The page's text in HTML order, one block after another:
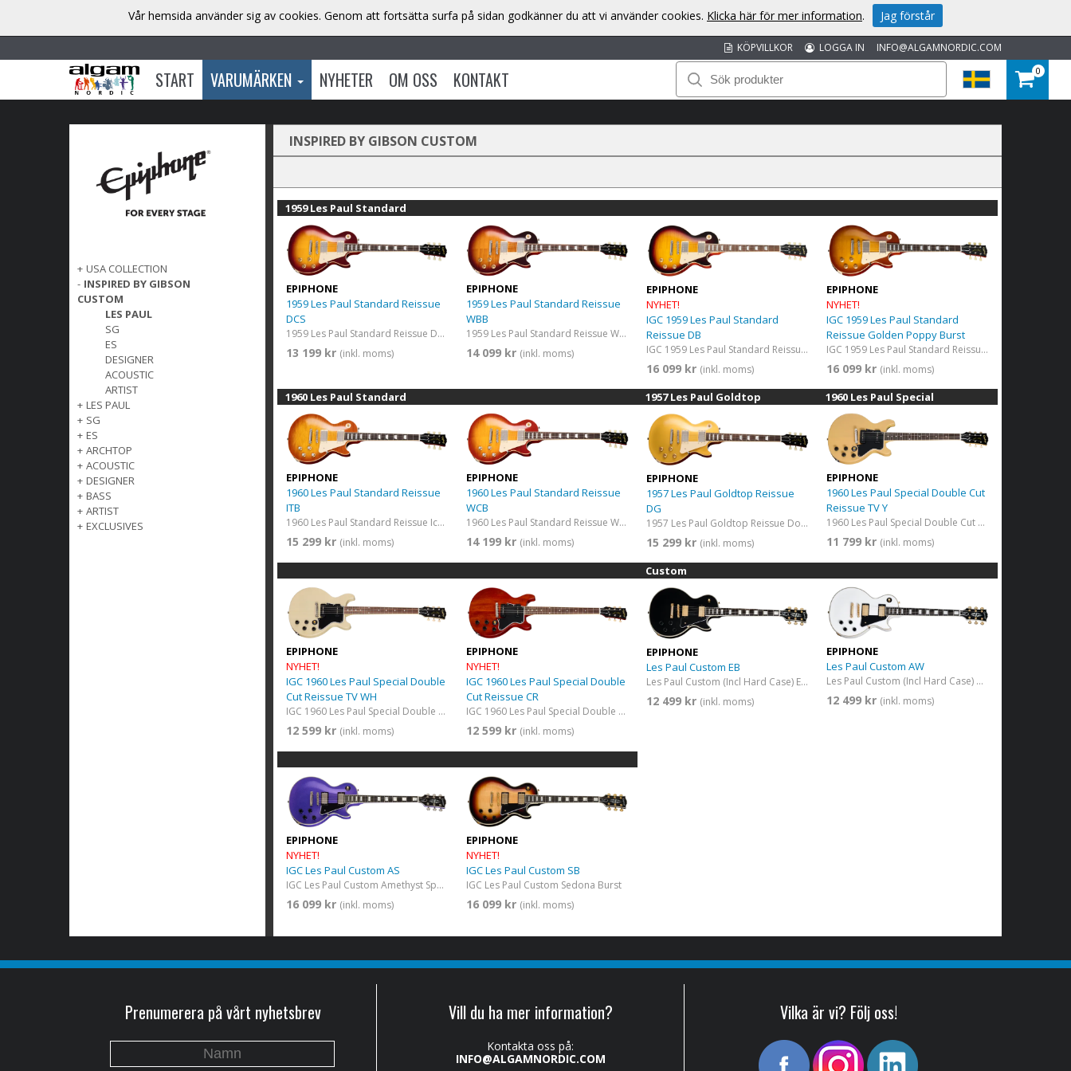
INFO@ALGAMNORDIC.COM
LOGGA IN
KÖPVILLKOR
START VARUMÄRKEN NYHETER OM OSS KONTAKT 0
+ USA COLLECTION
- INSPIRED BY GIBSON
CUSTOM
LES PAUL
SG
ES
DESIGNER
ACOUSTIC
ARTIST
+ LES PAUL
+ SG
+ ES
+ ARCHTOP
+ ACOUSTIC
+ DESIGNER
+ BASS
+ ARTIST
+ EXCLUSIVES
INSPIRED BY GIBSON CUSTOM
1959 Les Paul Standard
EPIPHONE
1959 Les Paul Standard Reissue
DCS
1959 Les Paul Standard Reissue Deep Cherry Sunburst
13 199 kr (inkl. moms)
EPIPHONE
1959 Les Paul Standard Reissue
WBB
1959 Les Paul Standard Reissue Washed Bourbon Burst
14 099 kr (inkl. moms)
EPIPHONE
NYHET!
IGC 1959 Les Paul Standard
Reissue DB
IGC 1959 Les Paul Standard Reissue​ Dark Burst
16 099 kr (inkl. moms)
EPIPHONE
NYHET!
IGC 1959 Les Paul Standard
Reissue Golden Poppy Burst
IGC 1959 Les Paul Standard Reissue​ Golden Poppy Burst
16 099 kr (inkl. moms)
1960 Les Paul Standard
EPIPHONE
1960 Les Paul Standard Reissue
ITB
1960 Les Paul Standard Reissue Iced Tea Burst
15 299 kr (inkl. moms)
EPIPHONE
1960 Les Paul Standard Reissue
WCB
1960 Les Paul Standard Reissue Washed Cherry Burst
14 199 kr (inkl. moms)
1957 Les Paul Goldtop
EPIPHONE
1957 Les Paul Goldtop Reissue
DG
1957 Les Paul Goldtop Reissue Double Gold
15 299 kr (inkl. moms)
1960 Les Paul Special
EPIPHONE
1960 Les Paul Special Double Cut
Reissue TV Y
1960 Les Paul Special Double Cut Reissue TV Yellow
11 799 kr (inkl. moms)
EPIPHONE
NYHET!
IGC 1960 Les Paul Special Double
Cut Reissue TV WH
IGC 1960 Les Paul Special Double Cut Reissue​ TV White
12 599 kr (inkl. moms)
EPIPHONE
NYHET!
IGC 1960 Les Paul Special Double
Cut Reissue CR
IGC 1960 Les Paul Special Double Cut Reissue​ Cherry Red
12 599 kr (inkl. moms)
Custom
EPIPHONE
Les Paul Custom EB
Les Paul Custom (Incl Hard Case) Ebony
12 499 kr (inkl. moms)
EPIPHONE
Les Paul Custom AW
Les Paul Custom (Incl Hard Case) Alpine White
12 499 kr (inkl. moms)
EPIPHONE
NYHET!
IGC Les Paul Custom AS
IGC Les Paul Custom​ Amethyst Sparkle
16 099 kr (inkl. moms)
EPIPHONE
NYHET!
IGC Les Paul Custom SB
IGC Les Paul Custom​ Sedona Burst
16 099 kr (inkl. moms)
Prenumerera på vårt nyhetsbrev Vill du ha mer information?
Kontakta oss på:
INFO@ALGAMNORDIC.COM
Vilka är vi? Följ oss!
Vår hemsida använder sig av cookies. Genom att fortsätta surfa på sidan godkänner du att vi använder cookies. Klicka här för mer information. Jag förstår